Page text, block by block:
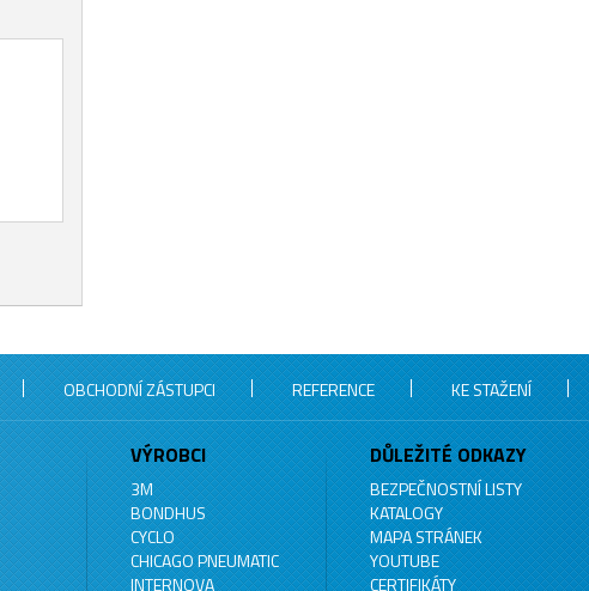
OBCHODNÍ ZÁSTUPCI REFERENCE KE STAŽENÍ
VÝROBCI
3M
BONDHUS
CYCLO
CHICAGO PNEUMATIC
INTERNOVA
DŮLEŽITÉ ODKAZY
BEZPEČNOSTNÍ LISTY
KATALOGY
MAPA STRÁNEK
YOUTUBE
CERTIFIKÁTY